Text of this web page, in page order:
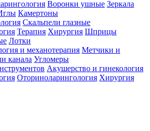
Воронки ушные Зеркала
Камертоны
Скальпели глазные
Терапия Хирургия Шприцы
Лотки
и механотерапия Метчики и
канала Угломеры
Акушерство и гинекология
Оториноларингология Хирургия